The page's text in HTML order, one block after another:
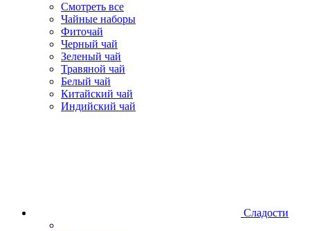
Смотреть все
Чайные наборы
Фиточай
Черный чай
Зеленый чай
Травяной чай
Белый чай
Китайский чай
Индийский чай
Сладости